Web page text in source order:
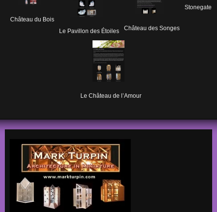
Château du Bois
Le Pavillon des Étoiles
Château des Songes
Stonegate
Le Château de l’Amour